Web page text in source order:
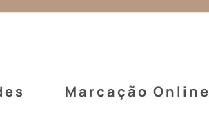
Marcação Online